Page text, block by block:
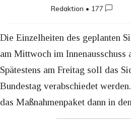
Redaktion • 177
Die Einzelheiten des geplanten
am Mittwoch im Innenausschuss
Spätestens am Freitag soll das
Bundestag verabschiedet
das Maßnahmenpaket dann in